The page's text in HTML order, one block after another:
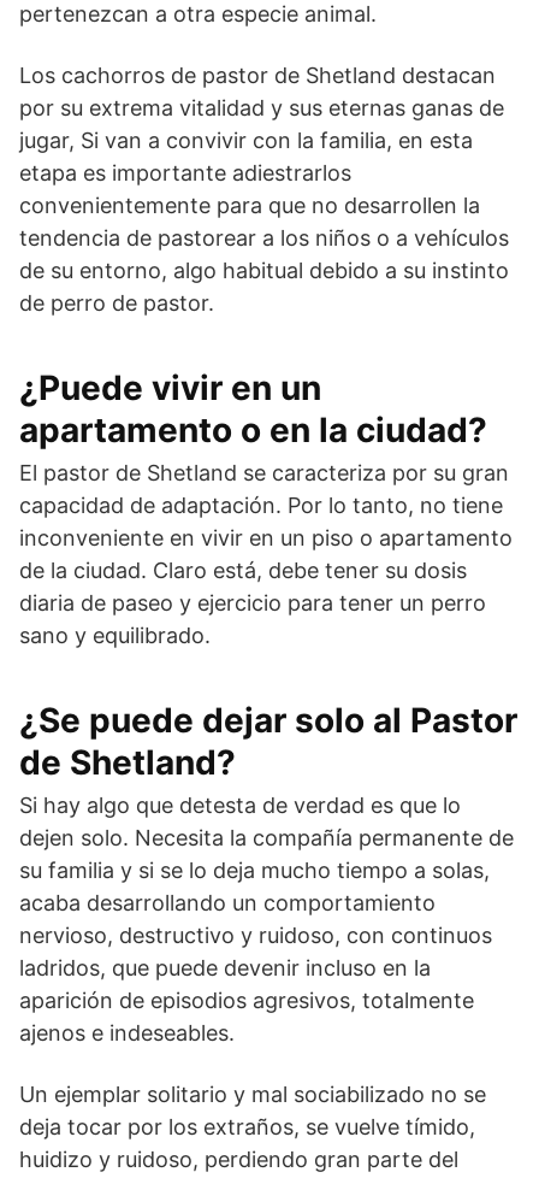
pertenezcan a otra especie animal.
Los cachorros de pastor de Shetland destacan
por su extrema vitalidad y sus eternas ganas de
jugar, Si van a convivir con la familia, en esta
etapa es importante adiestrarlos
convenientemente para que no desarrollen la
tendencia de pastorear a los niños o a vehículos
de su entorno, algo habitual debido a su instinto
de perro de pastor.
¿Puede vivir en un
apartamento o en la ciudad?
El pastor de Shetland se caracteriza por su gran
capacidad de adaptación. Por lo tanto, no tiene
inconveniente en vivir en un piso o apartamento
de la ciudad. Claro está, debe tener su dosis
diaria de paseo y ejercicio para tener un perro
sano y equilibrado.
¿Se puede dejar solo al Pastor
de Shetland?
Si hay algo que detesta de verdad es que lo
dejen solo. Necesita la compañía permanente de
su familia y si se lo deja mucho tiempo a solas,
acaba desarrollando un comportamiento
nervioso, destructivo y ruidoso, con continuos
ladridos, que puede devenir incluso en la
aparición de episodios agresivos, total­mente
ajenos e indeseables.
Un ejemplar solitario y mal sociabilizado no se
deja tocar por los extraños, se vuelve tímido,
huidizo y ruidoso, perdiendo gran parte del